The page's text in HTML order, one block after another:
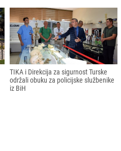
TIKA i Direkcija za sigurnost Turske
održali obuku za policijske službenike
iz BiH